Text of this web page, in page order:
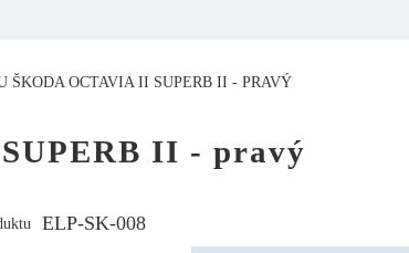
ŠKODA OCTAVIA II SUPERB II - PRAVÝ
II - pravý
ELP-SK-008